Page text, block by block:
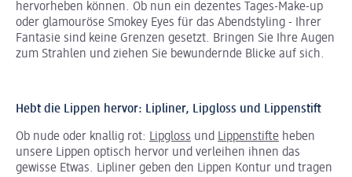
hervorheben können. Ob nun ein dezentes Tages-Make-up
oder glamouröse Smokey Eyes für das Abendstyling - Ihrer
Fantasie sind keine Grenzen gesetzt. Bringen Sie Ihre Augen
zum Strahlen und ziehen Sie bewundernde Blicke auf sich.
Hebt die Lippen hervor: Lipliner, Lipgloss und Lippenstift
Ob nude oder knallig rot: Lipgloss und Lippenstifte heben
unsere Lippen optisch hervor und verleihen ihnen das
gewisse Etwas. Lipliner geben den Lippen Kontur und tragen